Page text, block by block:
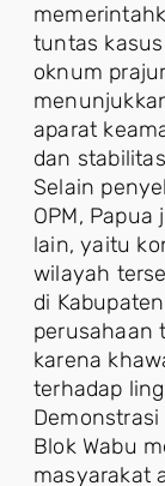
tuntas
oknum
aparat
dan
Selain
OPM,
lain, yaitu
wilayah
di
perusahaan
karena
terhadap
Blok Wabu
masyarakat